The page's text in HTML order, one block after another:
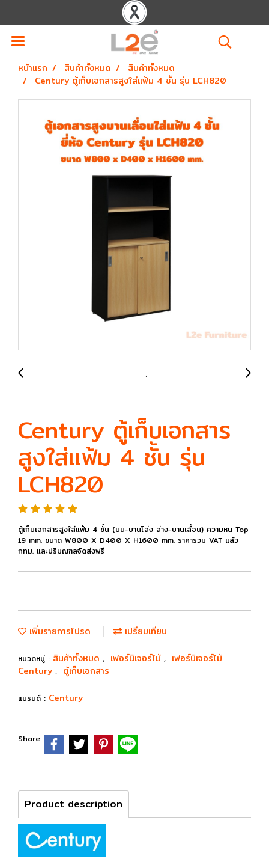
หน้าแรก สินค้าทั้งหมด
สินค้าทั้งหมด
Century ตู้เก็บเอกสารสูงใส่แฟ้ม 4 ชั้น รุ่น LCH820
Century ตู้เก็บเอกสาร
สูงใส่แฟ้ม 4 ชั้น รุ่น
LCH820
ตู้เก็บเอกสารสูงใส่แฟ้ม 4 ชั้น (บน-บานโล่ง ล่าง-บานเลื่อน) ความหน Top
19 mm. ขนาด W800 X D400 X H1600 mm. ราคารวม VAT แล้ว
กทม. และปริมณฑลจัดส่งฟรี
เพิ่มรายการโปรด เปรียบเทียบ
หมวดหมู่ : สินค้าทั้งหมด , เฟอร์นิเจอร์ไม้ , เฟอร์นิเจอร์ไม้
Century , ตู้เก็บเอกสาร
แบรนด์ : Century
Share
Product description